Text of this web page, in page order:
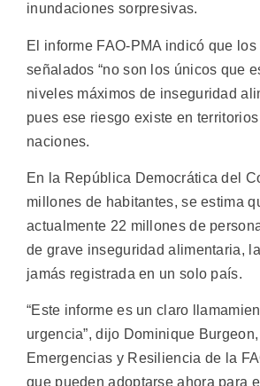
inundaciones sorpresivas.
El informe FAO-PMA indicó que
señalados “no son los únicos que
niveles máximos de inseguridad
pues ese riesgo existe en
naciones.
En la República Democrática del
millones de habitantes, se estima
actualmente 22 millones de
de grave inseguridad alimentaria,
jamás registrada en un solo país.
“Este informe es un claro
urgencia”, dijo Dominique
Emergencias y Resiliencia de la
que pueden adoptarse ahora para